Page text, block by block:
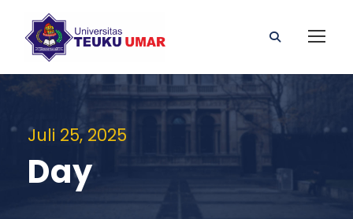
Juli 25, 2025
Day